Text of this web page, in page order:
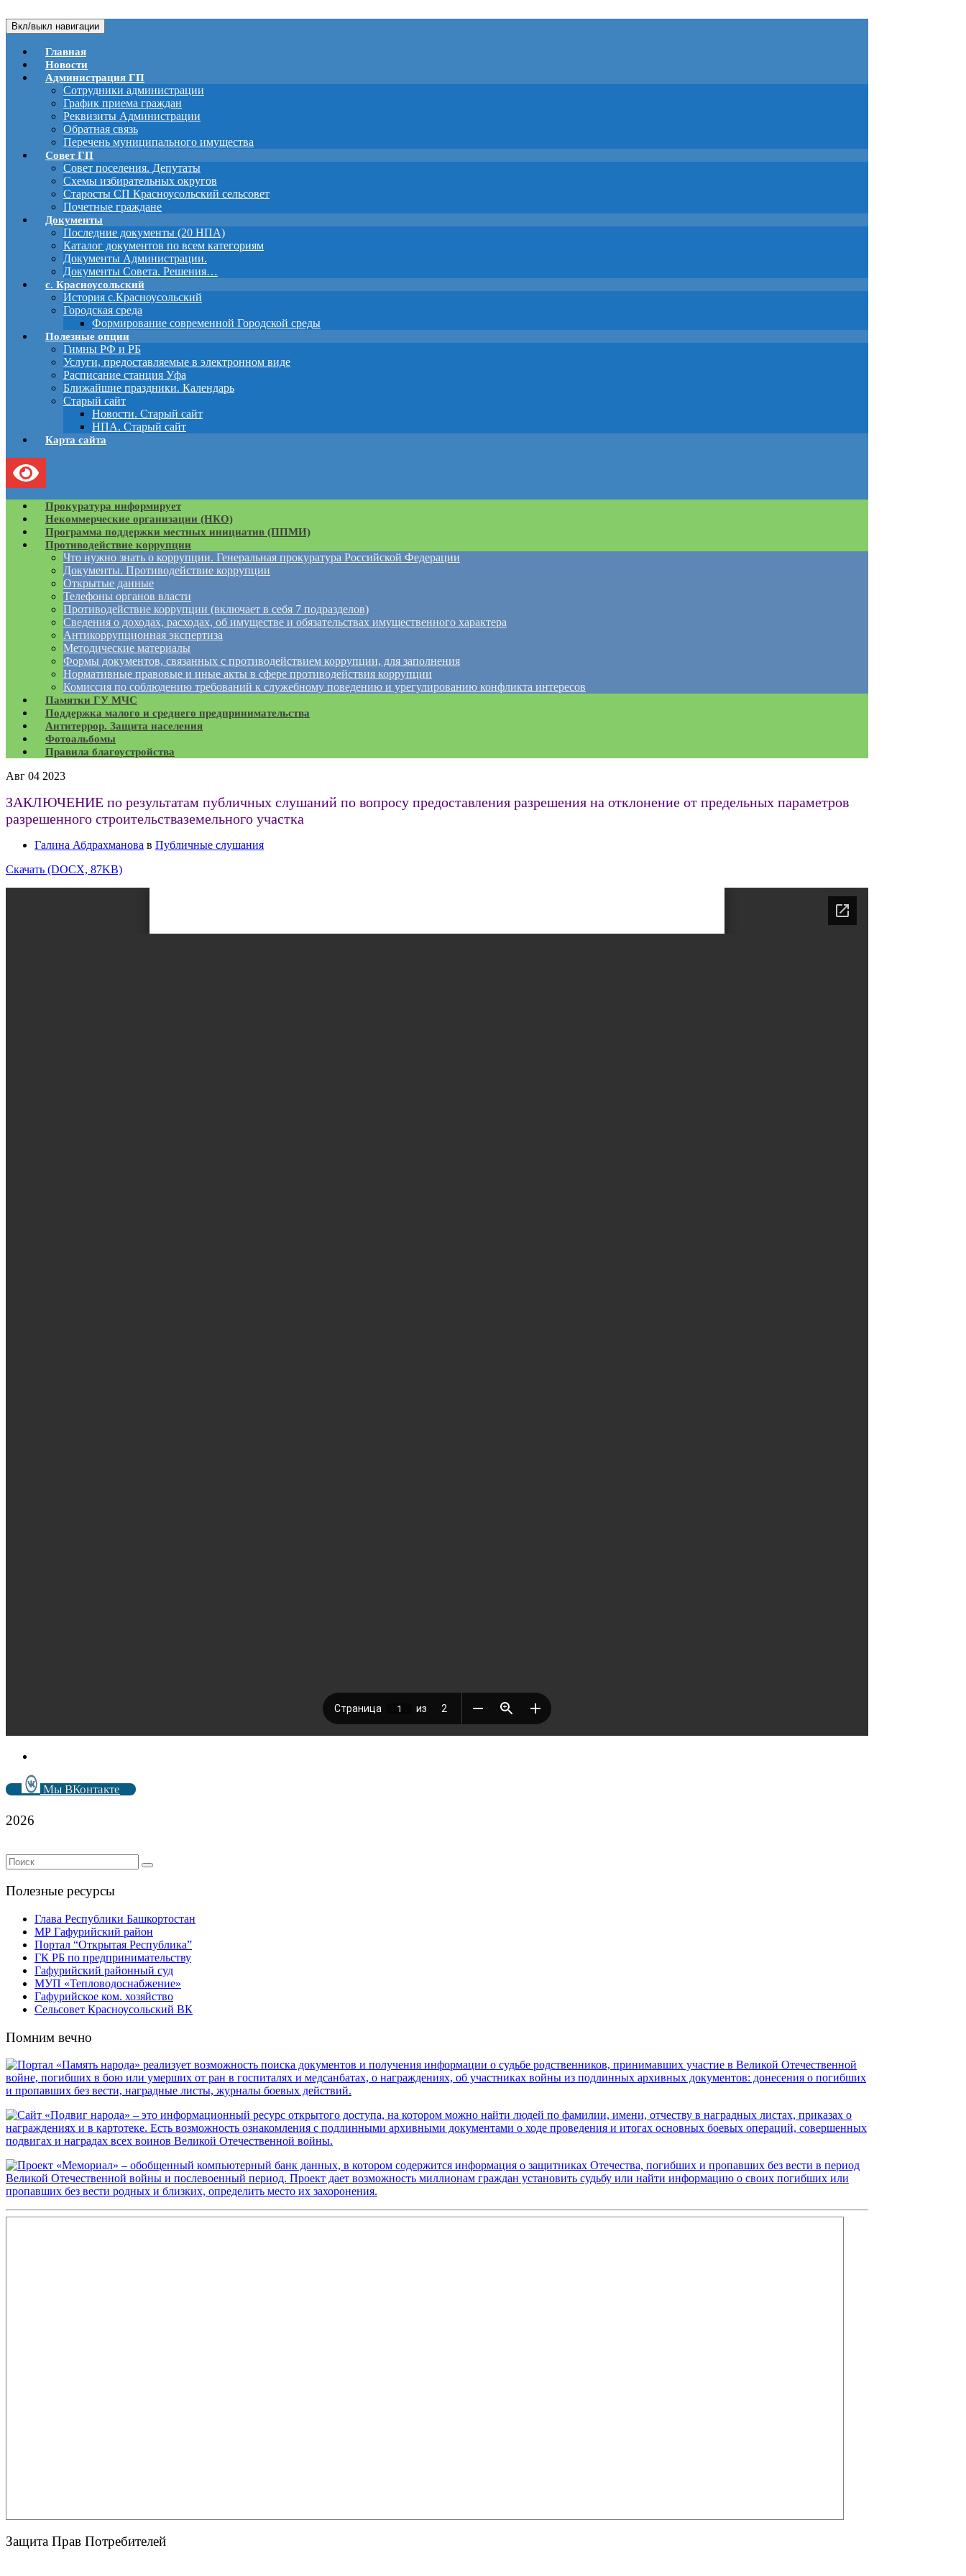
Вкл/выкл навигации
Главная
Новости
Администрация ГП
Сотрудники администрации
График приема граждан
Реквизиты Администрации
Обратная связь
Перечень муниципального имущества
Совет ГП
Совет поселения. Депутаты
Схемы избирательных округов
Старосты СП Красноусольский сельсовет
Почетные граждане
Документы
Последние документы (20 НПА)
Каталог документов по всем категориям
Документы Администрации.
Документы Совета. Решения…
с. Красноусольский
История с.Красноусольский
Городская среда
Формирование современной Городской среды
Полезные опции
Гимны РФ и РБ
Услуги, предоставляемые в электронном виде
Расписание станция Уфа
Ближайшие праздники. Календарь
Старый сайт
Новости. Старый сайт
НПА. Старый сайт
Карта сайта
Прокуратура информирует
Некоммерческие организации (НКО)
Программа поддержки местных инициатив (ППМИ)
Противодействие коррупции
Что нужно знать о коррупции. Генеральная прокуратура Российской Федерации
Документы. Противодействие коррупции
Открытые данные
Телефоны органов власти
Противодействие коррупции (включает в себя 7 подразделов)
Сведения о доходах, расходах, об имуществе и обязательствах имущественного характера
Антикоррупционная экспертиза
Методические материалы
Формы документов, связанных с противодействием коррупции, для заполнения
Нормативные правовые и иные акты в сфере противодействия коррупции
Комиссия по соблюдению требований к служебному поведению и урегулированию конфликта интересов
Памятки ГУ МЧС
Поддержка малого и среднего предпринимательства
Антитеррор. Защита населения
Фотоальбомы
Правила благоустройства
Авг 04 2023
ЗАКЛЮЧЕНИЕ по результатам публичных слушаний по вопросу предоставления разрешения на отклонение от предельных параметров
разрешенного строительстваземельного участка
Галина Абдрахманова в Публичные слушания
Скачать (DOCX, 87KB)
Мы ВКонтакте
2026
Полезные ресурсы
Глава Республики Башкортостан
МР Гафурийский район
Портал “Открытая Республика”
ГК РБ по предпринимательству
Гафурийский районный суд
МУП «Тепловодоснабжение»
Гафурийское ком. хозяйство
Сельсовет Красноусольский ВК
Помним вечно
Защита Прав Потребителей